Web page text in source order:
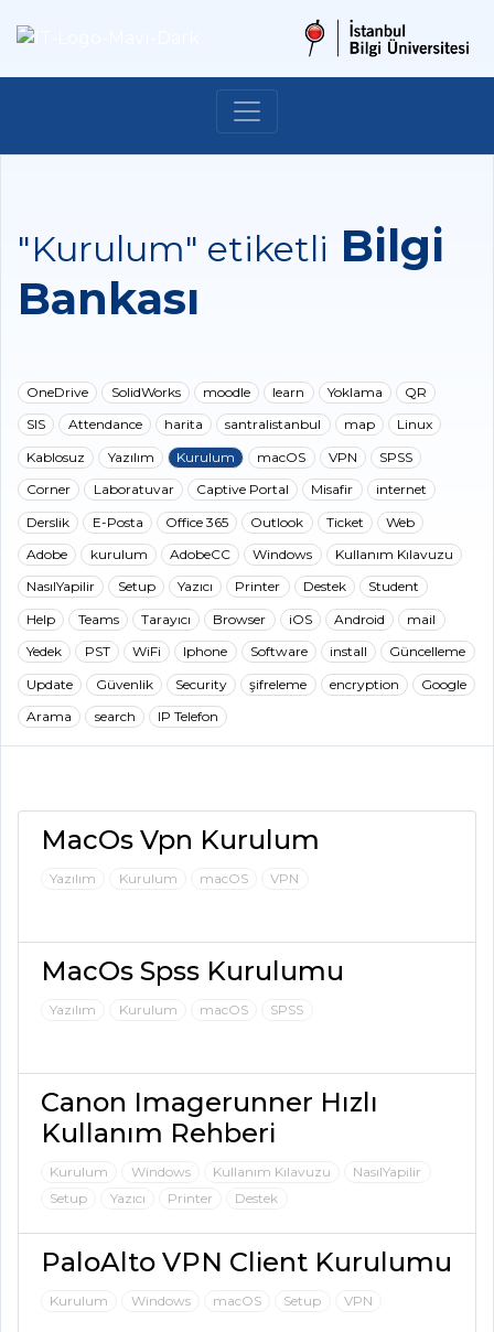
"Kurulum" etiketli Bilgi
Bankası
OneDrive SolidWorks moodle learn Yoklama
QR
SIS
Attendance harita santralistanbul map
Linux
Kablosuz
Yazılım Kurulum macOS VPN
SPSS
Corner
Laboratuvar Captive Portal Misafir
internet
Derslik
E-Posta Office 365 Outlook Ticket
Web
Adobe
kurulum AdobeCC Windows
Kullanım Kılavuzu
NasılYapilir
Setup Yazıcı Printer Destek
Student
Help
Teams Tarayıcı Browser iOS Android
mail
Yedek
PST WiFi Iphone Software install
Güncelleme
Update
Güvenlik Security şifreleme encryption
Google
Arama
search IP Telefon
MacOs Vpn Kurulum
Yazılım Kurulum macOS VPN
MacOs Spss Kurulumu
Yazılım Kurulum macOS SPSS
Canon Imagerunner Hızlı
Kullanım Rehberi
Kurulum Windows Kullanım Kılavuzu
NasılYapilir
Setup
Yazıcı Printer Destek
PaloAlto VPN Client Kurulumu
Kurulum Windows macOS Setup VPN